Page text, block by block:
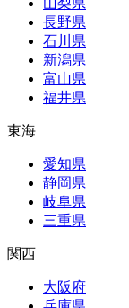
長野県
石川県
新潟県
富山県
福井県
東海
愛知県
静岡県
岐阜県
三重県
関西
大阪府